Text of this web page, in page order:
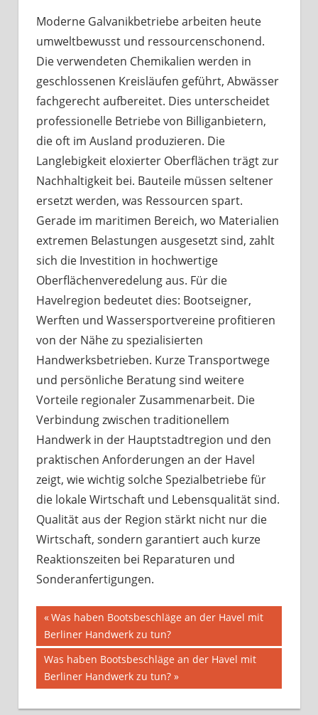
Moderne Galvanikbetriebe arbeiten heute
umweltbewusst und ressourcenschonend.
Die verwendeten Chemikalien werden in
geschlossenen Kreisläufen geführt, Abwässer
fachgerecht aufbereitet. Dies unterscheidet
professionelle Betriebe von Billiganbietern,
die oft im Ausland produzieren. Die
Langlebigkeit eloxierter Oberflächen trägt zur
Nachhaltigkeit bei. Bauteile müssen seltener
ersetzt werden, was Ressourcen spart.
Gerade im maritimen Bereich, wo Materialien
extremen Belastungen ausgesetzt sind, zahlt
sich die Investition in hochwertige
Oberflächenveredelung aus. Für die
Havelregion bedeutet dies: Bootseigner,
Werften und Wassersportvereine profitieren
von der Nähe zu spezialisierten
Handwerksbetrieben. Kurze Transportwege
und persönliche Beratung sind weitere
Vorteile regionaler Zusammenarbeit. Die
Verbindung zwischen traditionellem
Handwerk in der Hauptstadtregion und den
praktischen Anforderungen an der Havel
zeigt, wie wichtig solche Spezialbetriebe für
die lokale Wirtschaft und Lebensqualität sind.
Qualität aus der Region stärkt nicht nur die
Wirtschaft, sondern garantiert auch kurze
Reaktionszeiten bei Reparaturen und
Sonderanfertigungen.
Beitragsnavigation
Vorheriger
Beitrag:
Was haben Bootsbeschläge an der Havel mit
Berliner Handwerk zu tun?
Nächster
Beitrag:
Was haben Bootsbeschläge an der Havel mit
Berliner Handwerk zu tun?